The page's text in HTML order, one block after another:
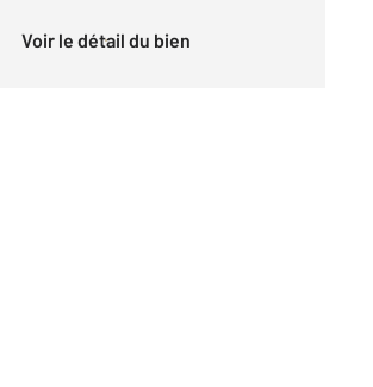
Voir le détail du bien